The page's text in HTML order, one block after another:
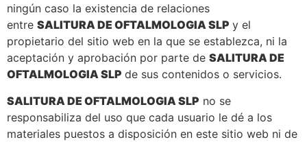
ningún caso la existencia de relaciones
entre SALITURA DE OFTALMOLOGIA SLP y el
propietario del sitio web en la que se establezca, ni la
aceptación y aprobación por parte de SALITURA DE
OFTALMOLOGIA SLP de sus contenidos o servicios.
SALITURA DE OFTALMOLOGIA SLP no se
responsabiliza del uso que cada usuario le dé a los
materiales puestos a disposición en este sitio web ni de